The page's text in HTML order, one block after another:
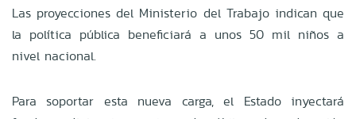
Las proyecciones del Ministerio del Trabajo indican que
la política pública beneficiará a unos 50 mil niños a
nivel nacional.
Para soportar esta nueva carga, el Estado inyectará